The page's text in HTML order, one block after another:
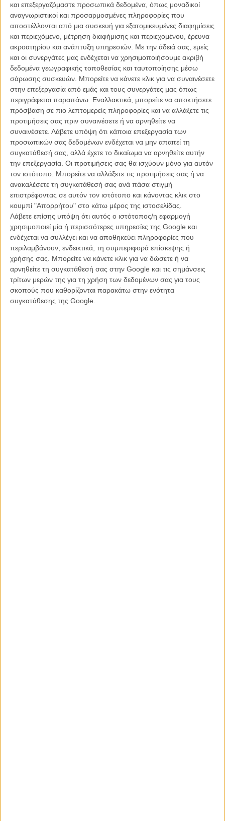
και επεξεργαζόμαστε προσωπικά δεδομένα, όπως μοναδικοί
αναγνωριστικοί και προσαρμοσμένες πληροφορίες που
αποστέλλονται από μια συσκευή για εξατομικευμένες διαφημίσεις
και περιεχόμενο, μέτρηση διαφήμισης και περιεχομένου, έρευνα
ακροατηρίου και ανάπτυξη υπηρεσιών. Με την άδειά σας, εμείς
και οι συνεργάτες μας ενδέχεται να χρησιμοποιήσουμε ακριβή
δεδομένα γεωγραφικής τοποθεσίας και ταυτοποίησης μέσω
σάρωσης συσκευών. Μπορείτε να κάνετε κλικ για να συναινέσετε
στην επεξεργασία από εμάς και τους συνεργάτες μας όπως
περιγράφεται παραπάνω. Εναλλακτικά, μπορείτε να αποκτήσετε
πρόσβαση σε πιο λεπτομερείς πληροφορίες και να αλλάξετε τις
προτιμήσεις σας πριν συναινέσετε ή να αρνηθείτε να
συναινέσετε. Λάβετε υπόψη ότι κάποια επεξεργασία των
προσωπικών σας δεδομένων ενδέχεται να μην απαιτεί τη
συγκατάθεσή σας, αλλά έχετε το δικαίωμα να αρνηθείτε αυτήν
την επεξεργασία. Οι προτιμήσεις σας θα ισχύουν μόνο για αυτόν
τον ιστότοπο. Μπορείτε να αλλάξετε τις προτιμήσεις σας ή να
ανακαλέσετε τη συγκατάθεσή σας ανά πάσα στιγμή
επιστρέφοντας σε αυτόν τον ιστότοπο και κάνοντας κλικ στο
κουμπί "Απορρήτου" στο κάτω μέρος της ιστοσελίδας.
Λάβετε επίσης υπόψη ότι αυτός ο ιστότοπος/η εφαρμογή
χρησιμοποιεί μία ή περισσότερες υπηρεσίες της Google και
ενδέχεται να συλλέγει και να αποθηκεύει πληροφορίες που
περιλαμβάνουν, ενδεικτικά, τη συμπεριφορά επίσκεψης ή
χρήσης σας. Μπορείτε να κάνετε κλικ για να δώσετε ή να
αρνηθείτε τη συγκατάθεσή σας στην Google και τις σημάνσεις
τρίτων μερών της για τη χρήση των δεδομένων σας για τους
σκοπούς που καθορίζονται παρακάτω στην ενότητα
συγκατάθεσης της Google.
Θέλοντας να αλλάξουν το κατεστημένο σας καλούν να «δωρίσετε το
status σας» στον σκοπό τους. Απ ότι φαίνεται στο τέλος του βίντεο,
είναι διατεθειμένοι να κάνουν τα πάντα προκειμένου να σας
πείσουν.
Tags: μίλα κούνις, Τζάστιν Τίμπερλεϊκ, Γουίλ Γκλούκ
ΜΗ ΧΑΣΕΤΕ